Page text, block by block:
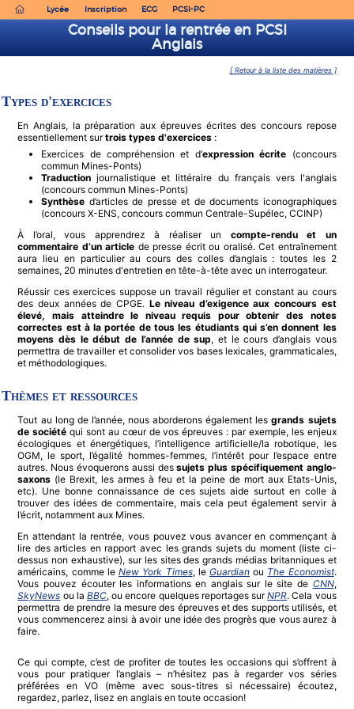
Lycée Inscription ECG PCSI-PC
Conseils pour la rentrée en PCSI
Anglais
[ Retour à la liste des matières ]
Types d'exercices
En Anglais, la préparation aux épreuves écrites des concours repose
essentiellement surtrois types d'exercices :
Exercices de compréhension et d’expression écrite (concours
commun Mines-Ponts)
Traduction journalistique et littéraire du français vers l'anglais
(concours commun Mines-Ponts)
Synthèse d’articles de presse et de documents iconographiques
(concours X-ENS, concours commun Centrale-Supélec, CCINP)
À l’oral, vous apprendrez à réaliser un compte-rendu et un
commentaire d’un article de presse écrit ou oralisé. Cet entraînement
aura lieu en particulier au cours des colles d’anglais : toutes les 2
semaines, 20 minutes d'entretien en tête-à-tête avec un interrogateur.
Réussir ces exercices suppose un travail régulier et constant au cours
des deux années de CPGE. Le niveau d’exigence aux concours est
élevé, mais atteindre le niveau requis pour obtenir des notes
correctes est à la portée de tous les étudiants qui s’en donnent les
moyens dès le début de l’année de sup, et le cours d’anglais vous
permettra de travailler et consolider vos bases lexicales, grammaticales,
et méthodologiques.
Thèmes et ressources
Tout au long de l’année, nous aborderons également lesgrands sujets
de société qui sont au cœur de vos épreuves : par exemple, les enjeux
écologiques et énergétiques, l’intelligence artificielle/la robotique, les
OGM, le sport, l’égalité hommes-femmes, l’intérêt pour l’espace entre
autres. Nous évoquerons aussi dessujets plus spécifiquement anglo-
saxons (le Brexit, les armes à feu et la peine de mort aux Etats-Unis,
etc). Une bonne connaissance de ces sujets aide surtout en colle à
trouver des idées de commentaire, mais cela peut également servir à
l’écrit, notamment aux Mines.
En attendant la rentrée, vous pouvez vous avancer en commençant à
lire des articles en rapport avec les grands sujets du moment (liste ci-
dessus non exhaustive), sur les sites des grands médias britanniques et
américains, comme leNew York Times, le Guardianou The Economist.
Vous pouvez écouter les informations en anglais sur le site de CNN,
SkyNews ou laBBC, ou encore quelques reportages surNPR. Cela vous
permettra de prendre la mesure des épreuves et des supports utilisés, et
vous commencerez ainsi à avoir une idée des progrès que vous aurez à
faire.
Ce qui compte, c’est de profiter de toutes les occasions qui s’offrent à
vous pour pratiquer l’anglais – n’hésitez pas à regarder vos séries
préférées en VO (même avec sous-titres si nécessaire) écoutez,
regardez, parlez, lisez en anglais en toute occasion!